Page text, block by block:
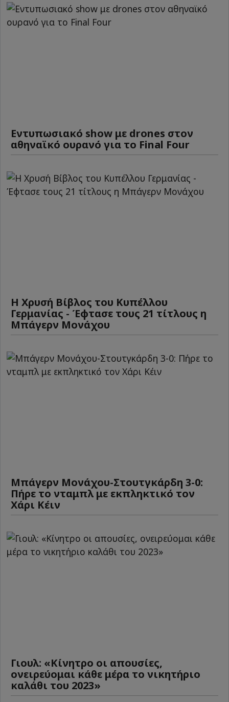
Εντυπωσιακό show με drones στον
αθηναϊκό ουρανό για το Final Four
Η Χρυσή Βίβλος του Κυπέλλου
Γερμανίας - Έφτασε τους 21 τίτλους η
Μπάγερν Μονάχου
Μπάγερν Μονάχου-Στουτγκάρδη 3-0:
Πήρε το νταμπλ με εκπληκτικό τον
Χάρι Κέιν
Γιουλ: «Κίνητρο οι απουσίες,
ονειρεύομαι κάθε μέρα το νικητήριο
καλάθι του 2023»